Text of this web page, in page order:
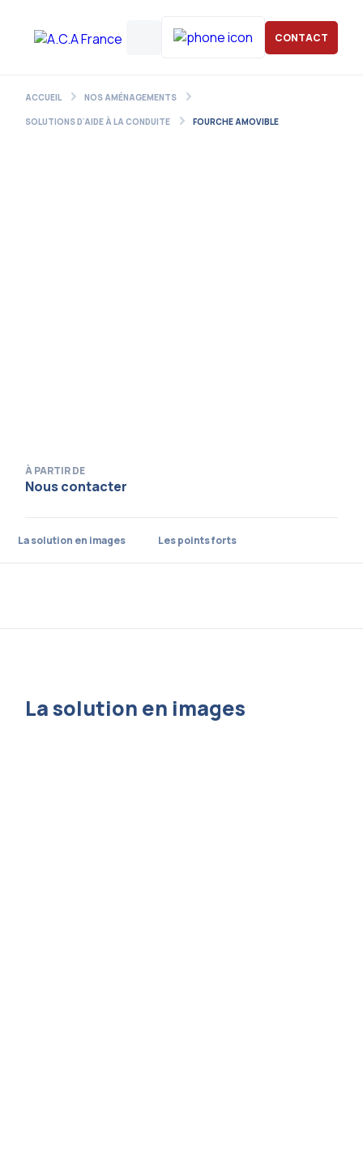
CONTACT
ACCUEIL NOS AMÉNAGEMENTS
SOLUTIONS D'AIDE À LA CONDUITE FOURCHE AMOVIBLE
À PARTIR DE
Nous contacter
La solution en images Les points forts
La solution en images